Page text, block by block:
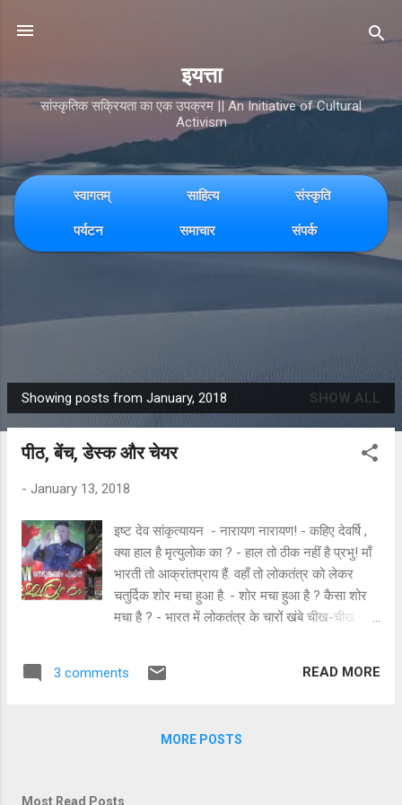
इयत्ता
सांस्कृतिक सक्रियता का एक उपक्रम || An Initiative of Cultural
Activism
स्वागतम् साहित्य संस्कृति
पर्यटन समाचार संपर्क
P
o
Showing posts from January, 2018 SHOW ALL
पीठ, बेंच, डेस्क और चेयर
- January 13, 2018
इष्ट देव सांकृत्यायन - नारायण नारायण! - कहिए देवर्षि ,
क्या हाल है मृत्युलोक का ? - हाल तो ठीक नहीं है प्रभु! माँ
भारती तो आक्रांतप्राय हैं. वहाँ तो लोकतंत्र को लेकर
चतुर्दिक शोर मचा हुआ है. - शोर मचा हुआ है ? कैसा शोर
मचा है ? - भारत में लोकतंत्र के चारों खंबे चीख-चीख कर
प्रभु , ये उसे ही अपना तारणहार मानते हैं , जिसने इन्हें
भयंकर ख़तरे में. - अच्छा , तो अब इसका क्या निदान हो
3 comments READ MORE
MORE POSTS
Most Read Posts